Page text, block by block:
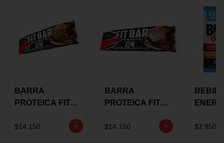
BARRA
PROTEICA FIT
CHOCOLATE X
$14.150
BARRA
PROTEICA FIT
GRS
$14.150
STACK 6G
$2.850